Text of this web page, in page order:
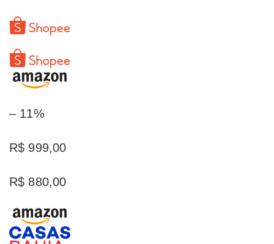
– 11%
R$ 999,00
R$ 880,00